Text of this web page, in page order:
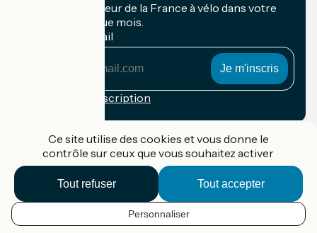
FR
Recevez le meilleur de la France à vélo dans votre
boîte mail chaque mois.
Mon adresse mail
Conditions d'inscription
Accueil Vélo Pro
Contact
Mentions légales
Ce site utilise des cookies et vous donne le
contrôle sur ceux que vous souhaitez activer
Tout accepter
Tout refuser
Personnaliser